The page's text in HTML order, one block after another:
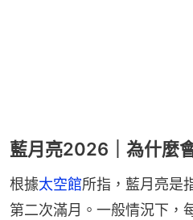
藍月亮2026｜為什麼
根據太空館所指，藍月亮是
第二次滿月。一般情況下，